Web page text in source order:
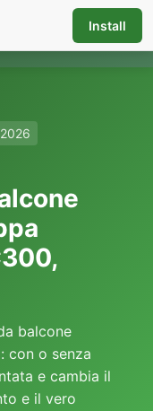
☰
balcone
con o senza
e cambia il
e il vero
Install